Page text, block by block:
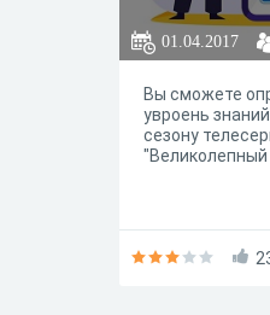
01.04.2017
Вы сможете
увроень
сезону
"Великолепный